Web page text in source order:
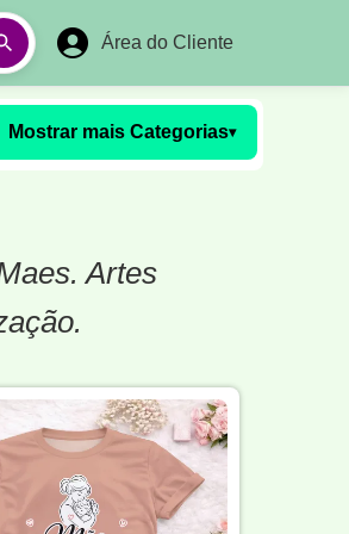
Área do Cliente
Mostrar mais Categorias▾
RéveillonArtes